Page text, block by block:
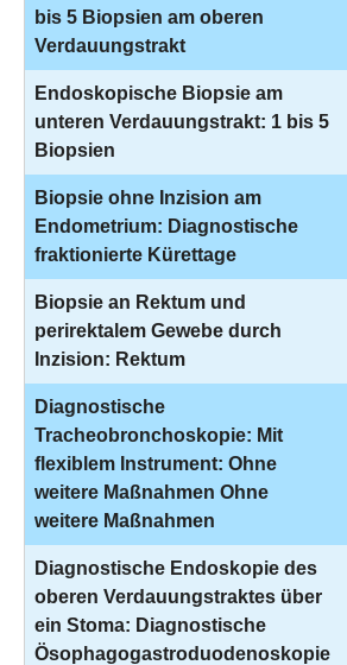
bis 5 Biopsien am oberen
Verdauungstrakt
Endoskopische Biopsie am
unteren Verdauungstrakt: 1 bis 5
Biopsien
Biopsie ohne Inzision am
Endometrium: Diagnostische
fraktionierte Kürettage
Biopsie an Rektum und
perirektalem Gewebe durch
Inzision: Rektum
Diagnostische
Tracheobronchoskopie: Mit
flexiblem Instrument: Ohne
weitere Maßnahmen Ohne
weitere Maßnahmen
Diagnostische Endoskopie des
oberen Verdauungstraktes über
ein Stoma: Diagnostische
Ösophagogastroduodenoskopie